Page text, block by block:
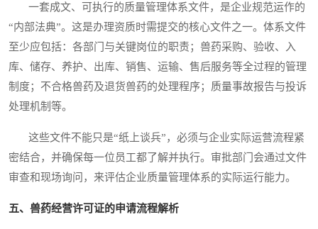
一套成文、可执行的质量管理体系文件，是企业规范运作的
“内部法典”。这是办理资质时需提交的核心文件之一。体系文件
至少应包括：各部门与关键岗位的职责；兽药采购、验收、入
库、储存、养护、出库、销售、运输、售后服务等全过程的管理
制度；不合格兽药及退货兽药的处理程序；质量事故报告与投诉
处理机制等。
这些文件不能只是“纸上谈兵”，必须与企业实际运营流程紧
密结合，并确保每一位员工都了解并执行。审批部门会通过文件
审查和现场询问，来评估企业质量管理体系的实际运行能力。
五、兽药经营许可证的申请流程解析